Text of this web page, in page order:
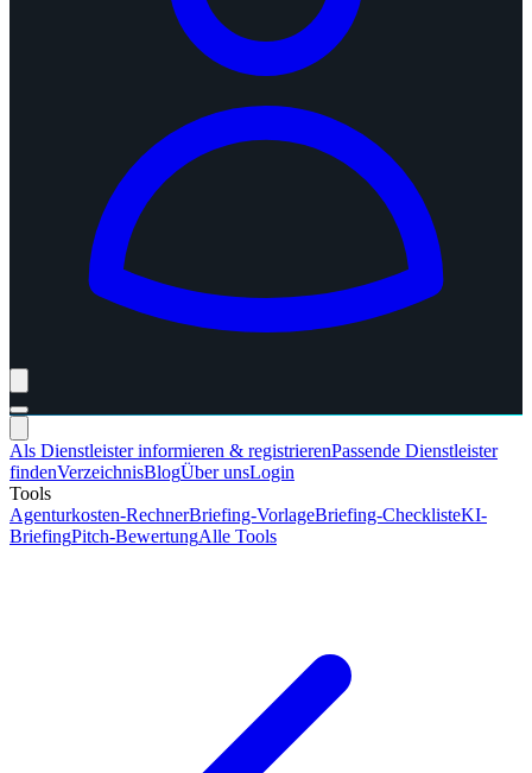
Als Dienstleister informieren & registrierenPassende Dienstleister
findenVerzeichnisBlogÜber unsLogin
Tools
Agenturkosten-RechnerBriefing-VorlageBriefing-ChecklisteKI-
BriefingPitch-BewertungAlle Tools